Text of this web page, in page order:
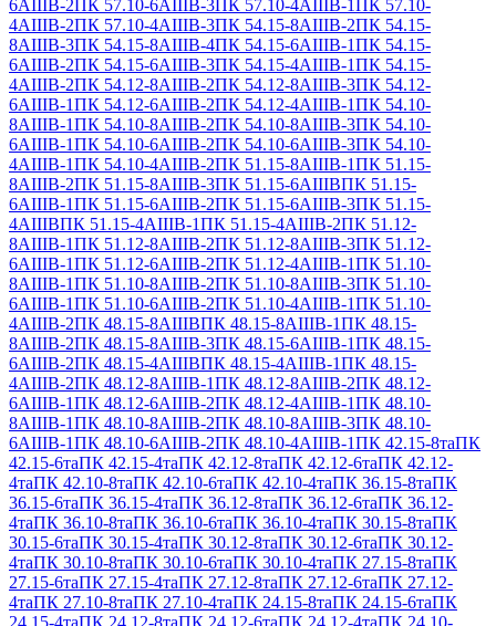
6АIIIВ-2 ПК 57.10-6АIIIВ-3 ПК 57.10-4АIIIВ-1
ПК 57.10-
4АIIIВ-2ПК 57.10-4АIIIВ-3ПК 54.15-8АIIIВ-2ПК 54.15-
8АIIIВ-3ПК 54.15-8АIIIВ-4ПК 54.15-6АIIIВ-1ПК 54.15-
6АIIIВ-2ПК 54.15-6АIIIВ-3ПК 54.15-4АIIIВ-1ПК 54.15-
4АIIIВ-2ПК 54.12-8АIIIВ-2ПК 54.12-8АIIIВ-3ПК 54.12-
6АIIIВ-1ПК 54.12-6АIIIВ-2ПК 54.12-4АIIIВ-1ПК 54.10-
8АIIIВ-1ПК 54.10-8АIIIВ-2ПК 54.10-8АIIIВ-3ПК 54.10-
6АIIIВ-1ПК 54.10-6АIIIВ-2ПК 54.10-6АIIIВ-3ПК 54.10-
4АIIIВ-1ПК 54.10-4АIIIВ-2ПК 51.15-8АIIIВ-1ПК 51.15-
8АIIIВ-2ПК 51.15-8АIIIВ-3ПК 51.15-6АIIIВПК 51.15-
6АIIIВ-1ПК 51.15-6АIIIВ-2ПК 51.15-6АIIIВ-3ПК 51.15-
4АIIIВПК 51.15-4АIIIВ-1ПК 51.15-4АIIIВ-2ПК 51.12-
8АIIIВ-1ПК 51.12-8АIIIВ-2ПК 51.12-8АIIIВ-3ПК 51.12-
6АIIIВ-1ПК 51.12-6АIIIВ-2ПК 51.12-4АIIIВ-1ПК 51.10-
8АIIIВ-1ПК 51.10-8АIIIВ-2ПК 51.10-8АIIIВ-3ПК 51.10-
6АIIIВ-1ПК 51.10-6АIIIВ-2ПК 51.10-4АIIIВ-1ПК 51.10-
4АIIIВ-2ПК 48.15-8АIIIВПК 48.15-8АIIIВ-1ПК 48.15-
8АIIIВ-2ПК 48.15-8АIIIВ-3ПК 48.15-6АIIIВ-1ПК 48.15-
6АIIIВ-2ПК 48.15-4АIIIВПК 48.15-4АIIIВ-1ПК 48.15-
4АIIIВ-2ПК 48.12-8АIIIВ-1ПК 48.12-8АIIIВ-2ПК 48.12-
6АIIIВ-1ПК 48.12-6АIIIВ-2ПК 48.12-4АIIIВ-1ПК 48.10-
8АIIIВ-1ПК 48.10-8АIIIВ-2ПК 48.10-8АIIIВ-3ПК 48.10-
6АIIIВ-1ПК 48.10-6АIIIВ-2ПК 48.10-4АIIIВ-1ПК 42.15-8таПК
42.15-6таПК 42.15-4таПК 42.12-8таПК 42.12-6таПК 42.12-
4таПК 42.10-8таПК 42.10-6таПК 42.10-4таПК 36.15-8таПК
36.15-6таПК 36.15-4таПК 36.12-8таПК 36.12-6таПК 36.12-
4таПК 36.10-8таПК 36.10-6таПК 36.10-4таПК 30.15-8таПК
30.15-6таПК 30.15-4таПК 30.12-8таПК 30.12-6таПК 30.12-
4таПК 30.10-8таПК 30.10-6таПК 30.10-4таПК 27.15-8таПК
27.15-6таПК 27.15-4таПК 27.12-8таПК 27.12-6таПК 27.12-
4таПК 27.10-8таПК 27.10-4таПК 24.15-8таПК 24.15-6таПК